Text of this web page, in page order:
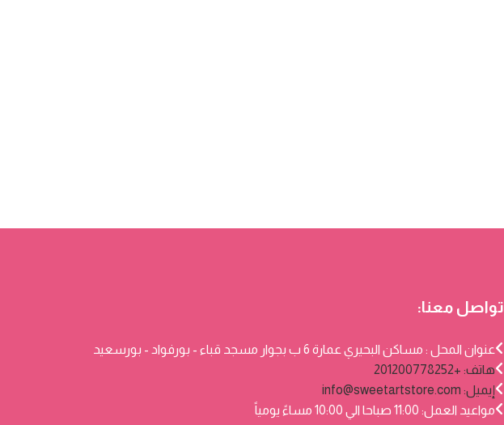
تواصل معنا:
عنوان المحل : مساكن البحيري عمارة 6 ب بجوار مسجد قباء - بورفواد - بورسعيد
هاتف: +201200778252
إيميل: info@sweetartstore.com
مواعيد العمل: 11:00 صباحا الي 10:00 مساءً يومياً